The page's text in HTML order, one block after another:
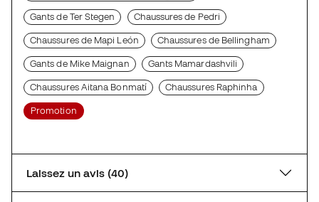
Gants de Ter Stegen Chaussures de Pedri
Chaussures de Mapi León Chaussures de Bellingham
Gants de Mike Maignan Gants Mamardashvili
Chaussures Aitana Bonmatí Chaussures Raphinha
Promotion
Laissez un avis (40)